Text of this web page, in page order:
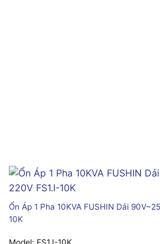
Ổn Áp 1 Pha 10KVA FUSHIN Dải
10K